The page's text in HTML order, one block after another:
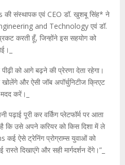
संस्थापक एवं CEO डॉ. खुशबू सिंह* ने
and Technology एवं डॉ.
प्रकट करती हूँ, जिन्होंने इस सहयोग को
को आगे बढ़ने की प्रेरणा देता रहेगा।
और ऐसी जॉब अपॉर्चुनिटीज क्रिएट
करें।_
पढ़ाई पूरी कर वर्किंग प्लेटफॉर्म पर आता
कि उसे अपने करियर को किस दिशा में ले
ऐसे ट्रेनिंग प्रोग्राम्स युवाओं को
दिखाएंगे और सही मार्गदर्शन देंगे।”_